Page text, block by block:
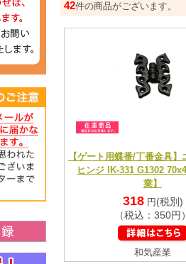
42件の商品がございます。
【ゲート用蝶番/丁番金具
ヒンジ IK-331 G1302
業】
318円 (税別)
（税込：350円）
和気産業